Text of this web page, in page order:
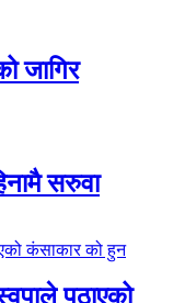
जागिर
सरुवा
पठाएको